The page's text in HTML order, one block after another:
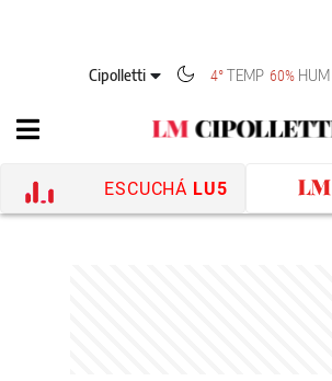
Cipolletti 4°TEMP 60% HUM
ESCUCHÁ LU5